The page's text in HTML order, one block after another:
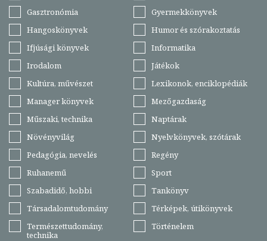
Gasztronómia
Gyermekkönyvek
Hangoskönyvek
Humor és szórakoztatás
Ifjúsági könyvek
Informatika
Irodalom
Játékok
Kultúra, művészet
Lexikonok, enciklopédiák
Manager könyvek
Mezőgazdaság
Műszaki, technika
Naptárak
Növényvilág
Nyelvkönyvek, szótárak
Pedagógia, nevelés
Regény
Ruhanemű
Sport
Szabadidő, hobbi
Tankönyv
Társadalomtudomány
Térképek, útikönyvek
Természettudomány,
technika
Történelem